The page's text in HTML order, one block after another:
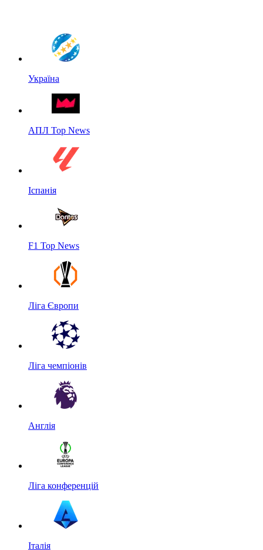
Україна
АПЛ Top News
Іспанія
F1 Top News
Ліга Європи
Ліга чемпіонів
Англія
Ліга конференцій
Італія